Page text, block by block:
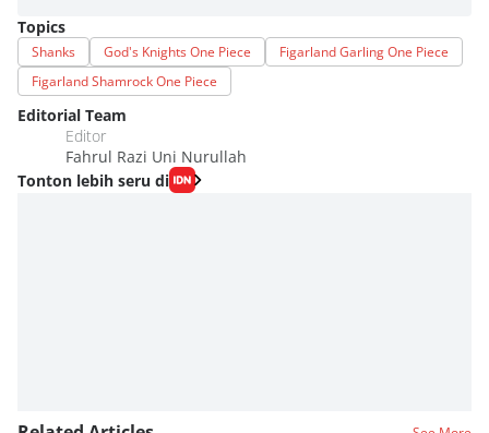
Topics
Shanks God's Knights One Piece
Figarland Garling One Piece
Figarland Shamrock One Piece
Editorial Team
Editor
Fahrul Razi Uni Nurullah
Tonton lebih seru di